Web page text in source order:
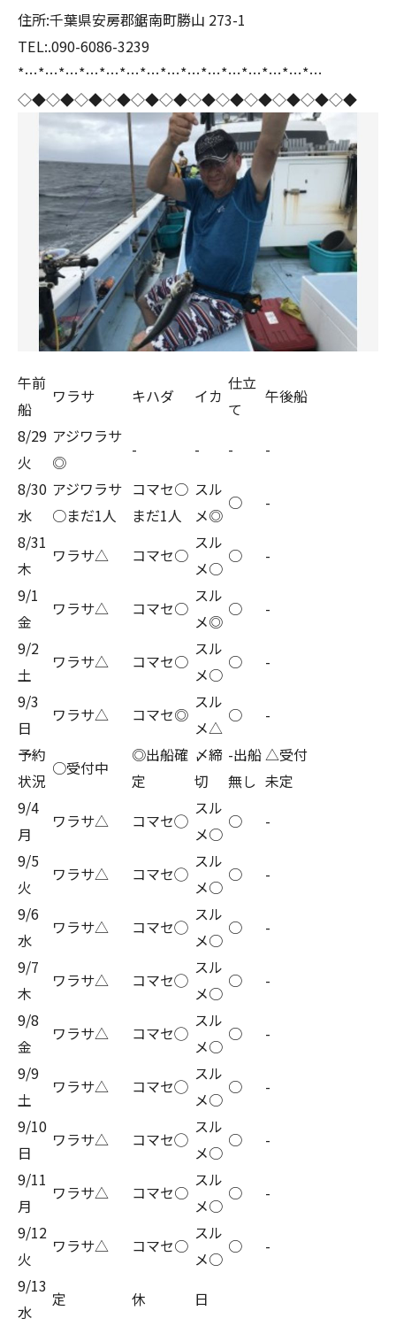
住所:千葉県安房郡鋸南町勝山 273-1
TEL:.090-6086-3239
*…*…*…*…*…*…*…*…*…*…*…*…*…*…*…
◇◆◇◆◇◆◇◆◇◆◇◆◇◆◇◆◇◆◇◆◇◆◇◆
午前
船
ワラサ キハダ イカ
仕立
て
午後船
8/29
火
アジワラサ
◎
- - -
-
8/30
水
アジワラサ
○まだ1人
コマセ○
まだ1人
スル
メ◎
○
-
8/31
木
ワラサ△ コマセ○
スル
メ○
○
-
9/1
金
ワラサ△ コマセ○
スル
メ◎
○
-
9/2
土
ワラサ△ コマセ○
スル
メ○
○
-
9/3
日
ワラサ△ コマセ◎
スル
メ△
○
-
予約
状況
○受付中
◎出船確
定
〆締
切
-出船
無し
△受付
未定
9/4
月
ワラサ△ コマセ◯
スル
メ○
○
-
9/5
火
ワラサ△ コマセ◯
スル
メ○
○
-
9/6
水
ワラサ△ コマセ◯
スル
メ○
○
-
9/7
木
ワラサ△ コマセ◯
スル
メ○
○
-
9/8
金
ワラサ△ コマセ◯
スル
メ○
○
-
9/9
土
ワラサ△ コマセ◯
スル
メ○
○
-
9/10
日
ワラサ△ コマセ◯
スル
メ○
○
-
9/11
月
ワラサ△ コマセ○
スル
メ○
○
-
9/12
火
ワラサ△ コマセ○
スル
メ○
○
-
9/13
水
定 休 日